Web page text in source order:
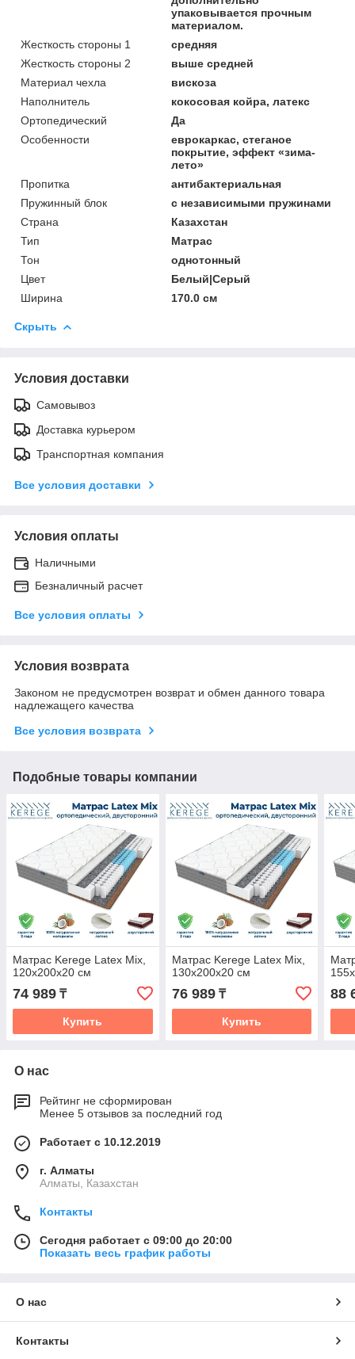
упаковывается прочным
материалом.
Жесткость стороны 1
средняя
Жесткость стороны 2
выше средней
Материал чехла
вискоза
Наполнитель
кокосовая койра, латекс
Ортопедический
Да
Особенности
еврокаркас, стеганое
покрытие, эффект «зима-
лето»
Пропитка
антибактериальная
Пружинный блок
с независимыми пружинами
Страна
Казахстан
Тип
Матрас
Тон
однотонный
Цвет
Белый|Серый
Ширина
170.0 см
Скрыть
Условия доставки
Самовывоз
Доставка курьером
Транспортная компания
Все условия доставки
Условия оплаты
Наличными
Безналичный расчет
Все условия оплаты
Условия возврата
Законом не предусмотрен возврат и обмен данного товара
надлежащего качества
Все условия возврата
Подобные товары компании
Матрас Kerege Latex Mix,
120x200x20 см
74 989 ₸
Купить
Матрас Kerege Latex Mix,
130x200x20 см
76 989₸
Купить
88
О нас
Рейтинг не сформирован
Менее 5 отзывов за последний год
Работает с 10.12.2019
г. Алматы
Алматы, Казахстан
Контакты
Сегодня работает с 09:00 до 20:00
Показать весь график работы
О нас
Контакты